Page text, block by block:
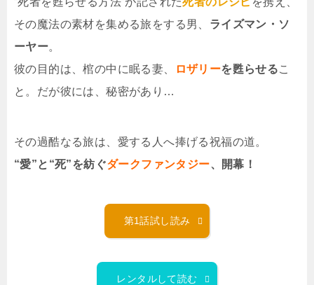
その魔法の素材を集める旅をする男、 ライズマン・ソ
ーヤー。
彼の目的は、棺の中に眠る妻、
ロザリーを甦らせるこ
と。だが彼には、秘密があり…
その過酷なる旅は、愛する人へ捧げる祝福の道。
“愛”と“死”を紡ぐダークファンタジー、開幕！
第1話試し読み
レンタルして読む